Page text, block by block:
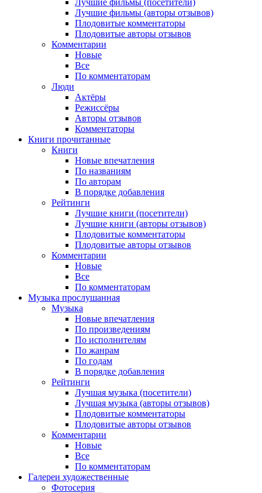
Лучшие фильмы (авторы отзывов)
Плодовитые комментаторы
Плодовитые авторы отзывов
Комментарии
Новые
Все
По комментаторам
Люди
Актёры
Режиссёры
Авторы отзывов
Комментаторы
Книги прочитанные
Книги
Новые впечатления
По названиям
По авторам
В порядке добавления
Рейтинги
Лучшие книги (посетители)
Лучшие книги (авторы отзывов)
Плодовитые комментаторы
Плодовитые авторы отзывов
Комментарии
Новые
Все
По комментаторам
Музыка прослушанная
Музыка
Новые впечатления
По произведениям
По исполнителям
По жанрам
По годам
В порядке добавления
Рейтинги
Лучшая музыка (посетители)
Лучшая музыка (авторы отзывов)
Плодовитые комментаторы
Плодовитые авторы отзывов
Комментарии
Новые
Все
По комментаторам
Галереи художественные
Фотосерия